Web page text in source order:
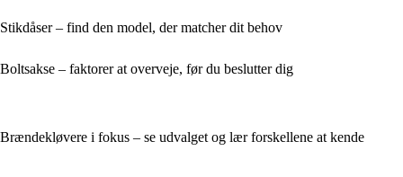
Stikdåser – find den model, der matcher dit behov
Boltsakse – faktorer at overveje, før du beslutter dig
Brændekløvere i fokus – se udvalget og lær forskellene at kende